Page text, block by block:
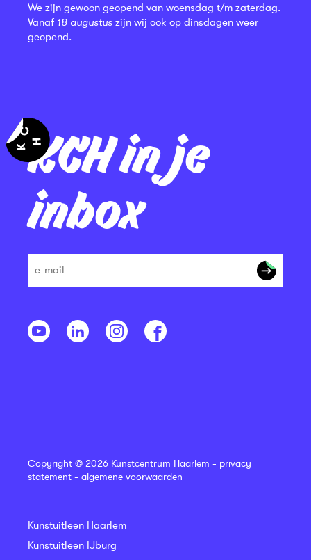
KCH in je
inbox
We zijn gewoon geopend van woensdag t/m zaterdag.
Vanaf 18 augustus zijn wij ook op dinsdagen weer
geopend.
Copyright © 2026 Kunstcentrum Haarlem - privacy
statement - algemene voorwaarden
Kunstuitleen Haarlem
Kunstuitleen IJburg